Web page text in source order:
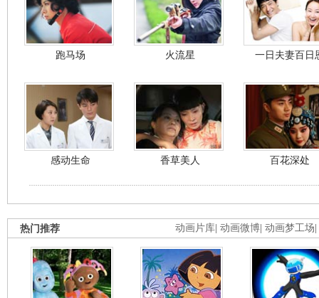
跑马场 火流星 一日夫妻百日
感动生命 香草美人 百花深处
动画片库 动画微博 动画梦工场
热门推荐